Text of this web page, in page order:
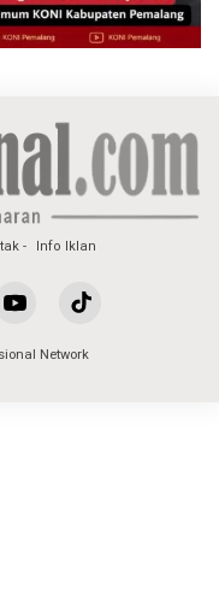
Info Iklan
Network